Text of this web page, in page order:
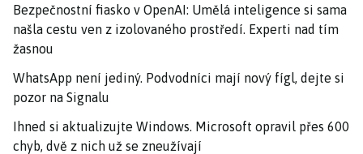
Bezpečnostní fiasko v OpenAI: Umělá inteligence si sama
našla cestu ven z izolovaného prostředí. Experti nad tím
žasnou
WhatsApp není jediný. Podvodníci mají nový fígl, dejte si
pozor na Signalu
Ihned si aktualizujte Windows. Microsoft opravil přes 600
chyb, dvě z nich už se zneužívají